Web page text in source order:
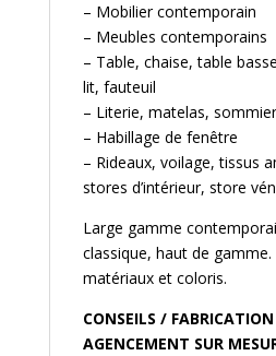
– Mobilier contemporain
– Meubles contemporains
– Table, chaise, table
lit, fauteuil
– Literie, matelas,
– Habillage de fenêtre
– Rideaux, voilage, tissus
stores d’intérieur, store
Large gamme
classique, haut de
matériaux et coloris.
CONSEILS /
AGENCEMENT SUR